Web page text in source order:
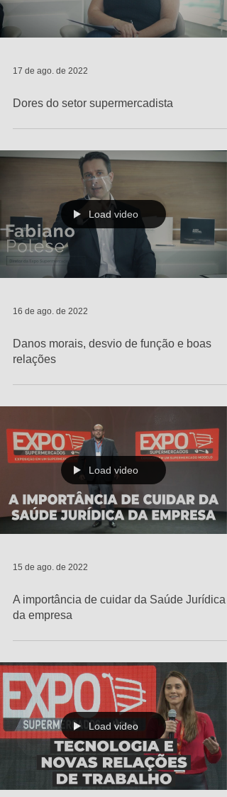
17 de ago. de 2022
Dores do setor supermercadista
Load video
16 de ago. de 2022
Danos morais, desvio de função e boas
relações
Load video
15 de ago. de 2022
A importância de cuidar da Saúde Jurídica
da empresa
Load video